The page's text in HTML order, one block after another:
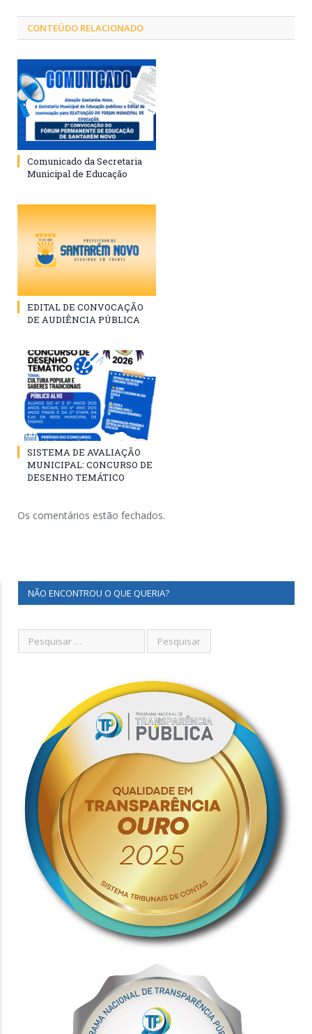
CONTEÚDO RELACIONADO
Comunicado da Secretaria
Municipal de Educação
EDITAL DE CONVOCAÇÃO
DE AUDIÊNCIA PÚBLICA
SISTEMA DE AVALIAÇÃO
MUNICIPAL: CONCURSO DE
DESENHO TEMÁTICO
Os comentários estão fechados.
NÃO ENCONTROU O QUE QUERIA?